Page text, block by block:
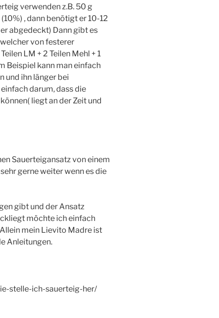
verwenden z.B. 50 g
, dann benötigt er 10-12
abgedeckt) Dann gibt es
von festerer
LM + 2 Teilen Mehl + 1
Beispiel kann man einfach
und ihn länger bei
darum, dass die
liegt an der Zeit und
Sauerteigansatz von einem
gerne weiter wenn es die
gibt und der Ansatz
möchte ich einfach
mein Lievito Madre ist
Anleitungen.
stelle-ich-sauerteig-her/